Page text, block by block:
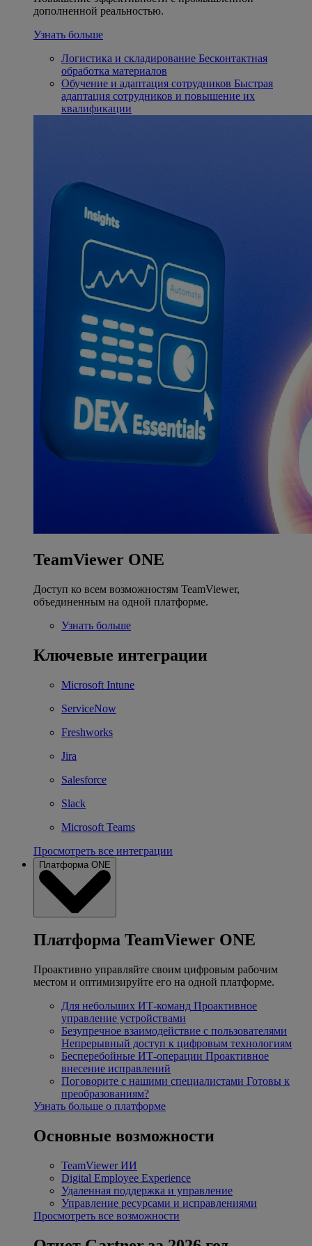
дополненной реальностью.
Узнать больше
Логистика и складирование Бесконтактная
обработка материалов
Обучение и адаптация сотрудников Быстрая
адаптация сотрудников и повышение их
квалификации
TeamViewer ONE
Доступ ко всем возможностям TeamViewer,
объединенным на одной платформе.
Узнать больше
Ключевые интеграции
Microsoft Intune
ServiceNow
Freshworks
Jira
Salesforce
Slack
Microsoft Teams
Просмотреть все интеграции
Платформа ONE
Платформа TeamViewer ONE
Проактивно управляйте своим цифровым рабочим
местом и оптимизируйте его на одной платформе.
Для небольших ИТ-команд Проактивное
управление устройствами
Безупречное взаимодействие с пользователями
Непрерывный доступ к цифровым технологиям
Бесперебойные ИТ-операции Проактивное
внесение исправлений
Поговорите с нашими специалистами Готовы к
преобразованиям?
Узнать больше о платформе
Основные возможности
TeamViewer ИИ
Digital Employee Experience
Удаленная поддержка и управление
Управление ресурсами и исправлениями
Просмотреть все возможности